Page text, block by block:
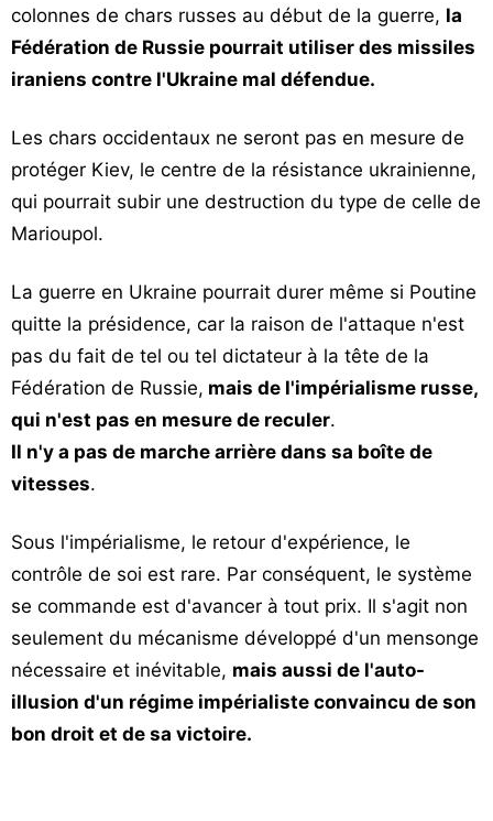
colonnes de chars russes au début de la guerre, la
Fédération de Russie pourrait utiliser des missiles
iraniens contre l'Ukraine mal défendue.
Les chars occidentaux ne seront pas en mesure de
protéger Kiev, le centre de la résistance ukrainienne,
qui pourrait subir une destruction du type de celle de
Marioupol.
La guerre en Ukraine pourrait durer même si Poutine
quitte la présidence, car la raison de l'attaque n'est
pas du fait de tel ou tel dictateur à la tête de la
Fédération de Russie, mais de l'impérialisme russe,
qui n'est pas en mesure de reculer.
Il n'y a pas de marche arrière dans sa boîte de
vitesses.
Sous l'impérialisme, le retour d'expérience, le
contrôle de soi est rare. Par conséquent, le système
se commande est d'avancer à tout prix. Il s'agit non
seulement du mécanisme développé d'un mensonge
nécessaire et inévitable, mais aussi de l'auto-
illusion d'un régime impérialiste convaincu de son
bon droit et de sa victoire.